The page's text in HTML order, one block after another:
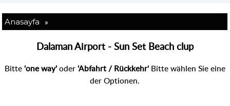
Anasayfa »
Dalaman Airport - Sun Set Beach clup
Bitte 'one way'oder 'Abfahrt / Rückkehr'Bitte wählen Sie eine
der Optionen.